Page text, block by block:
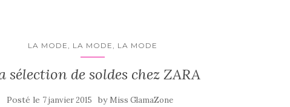
LA MODE, LA MODE, LA MODE
sélection de soldes chez ZARA
Posté le 7 janvier 2015 by Miss GlamaZone